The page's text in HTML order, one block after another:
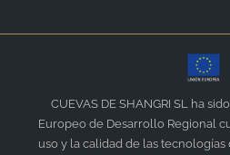
CUEVAS DE SHANGRI SL ha
Europeo de Desarrollo Regional
uso y la calidad de las